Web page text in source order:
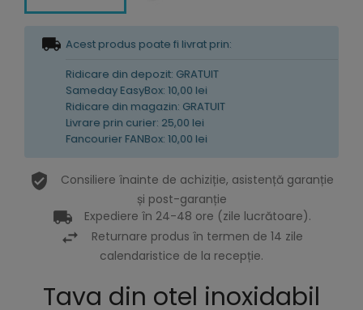
Acest produs poate fi livrat prin:
Ridicare din depozit: GRATUIT
Sameday EasyBox: 10,00 lei
Ridicare din magazin: GRATUIT
Livrare prin curier: 25,00 lei
Fancourier FANBox: 10,00 lei
Consiliere înainte de achiziție, asistență garanție
și post-garanție
Expediere în 24-48 ore (zile lucrătoare).
Returnare produs în termen de 14 zile
calendaristice de la recepție.
Tava din otel inoxidabil